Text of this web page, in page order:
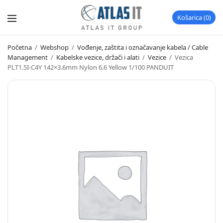
Košarica 0
Početna / Webshop / Vođenje, zaštita i označavanje kabela / Cable
Management / Kabelske vezice, držači i alati / Vezice / Vezica
PLT1.5I-C4Y 142×3.6mm Nylon 6.6 Yellow 1/100 PANDUIT